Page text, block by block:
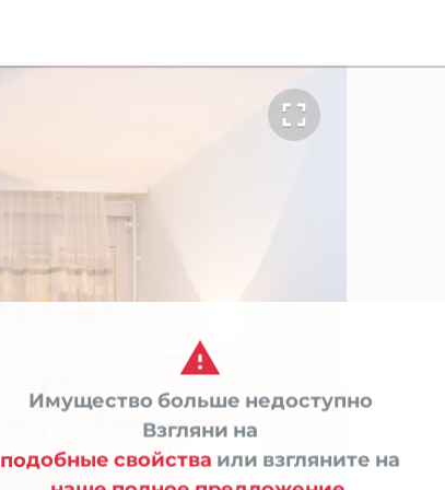



Имущество больше недоступно
Взгляни на
подобные свойства или взгляните на